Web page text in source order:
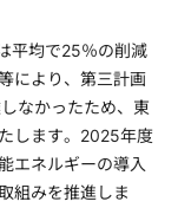
平均で25％の削減
により、第三計画
なかったため、東
します。2025年度
エネルギーの導入
組みを推進しま